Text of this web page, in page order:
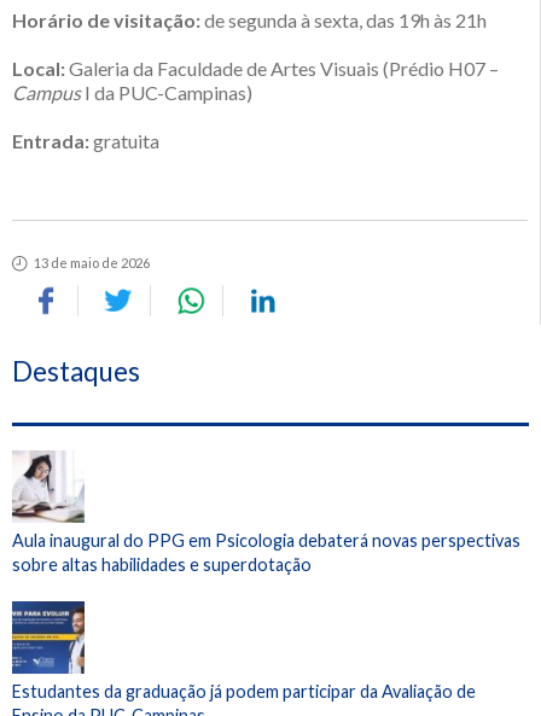
Horário de visitação:de segunda à sexta, das 19h às 21h
Local:Galeria da Faculdade de Artes Visuais (Prédio H07 –
CampusI da PUC-Campinas)
Entrada:gratuita
13 de maio de 2026
Destaques
Aula inaugural do PPG em Psicologia debaterá novas perspectivas
sobre altas habilidades e superdotação
Estudantes da graduação já podem participar da Avaliação de